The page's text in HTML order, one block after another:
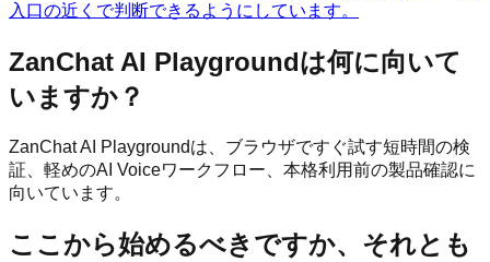
入口の近くで判断できるようにしています。
ZanChat AI Playgroundは何に向いて
いますか？
ZanChat AI Playgroundは、ブラウザですぐ試す短時間の検
証、軽めのAI Voiceワークフロー、本格利用前の製品確認に
向いています。
ここから始めるべきですか、それとも